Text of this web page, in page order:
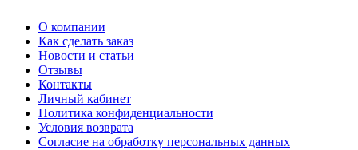
О компании
Как сделать заказ
Новости и статьи
Отзывы
Контакты
Личный кабинет
Политика конфиденциальности
Условия возврата
Согласие на обработку персональных данных